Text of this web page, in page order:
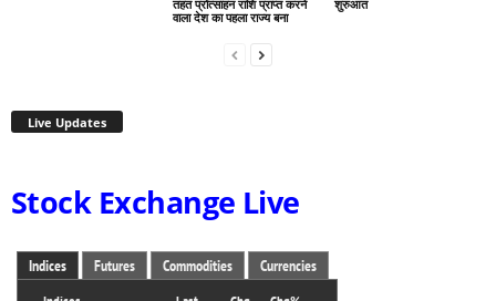
तहत प्रोत्साहन राशि प्राप्त करने
वाला देश का पहला राज्य बना
शुरुआत
Live Updates
Stock Exchange Live